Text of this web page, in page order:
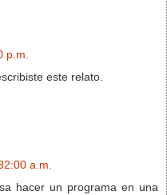
p.m.
este relato.
a.m.
hacer un programa en una